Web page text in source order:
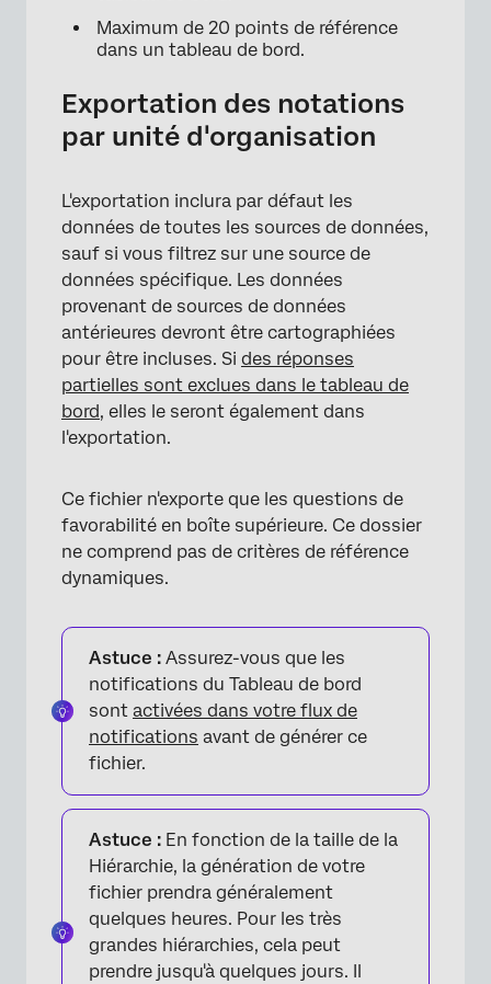
Maximum de 20 points de référence
dans un tableau de bord.
Exportation des notations
par unité d'organisation
L'exportation inclura par défaut les
données de toutes les sources de données,
sauf si vous filtrez sur une source de
données spécifique. Les données
provenant de sources de données
antérieures devront être cartographiées
pour être incluses. Si des réponses
partielles sont exclues dans le tableau de
bord, elles le seront également dans
l'exportation.
Ce fichier n'exporte que les questions de
favorabilité en boîte supérieure. Ce dossier
ne comprend pas de critères de référence
dynamiques.
Astuce : Assurez-vous que les
notifications du Tableau de bord
sont activées dans votre flux de
notifications avant de générer ce
fichier.
Astuce : En fonction de la taille de la
Hiérarchie, la génération de votre
fichier prendra généralement
quelques heures. Pour les très
grandes hiérarchies, cela peut
prendre jusqu'à quelques jours. Il